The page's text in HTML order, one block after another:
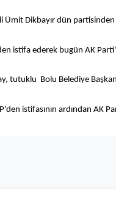
Ümit Dikbayır dün
istifa ederek bugün AK
tutuklu Bolu Belediye
istifasının ardından AK